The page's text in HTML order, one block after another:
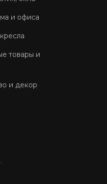
и офиса
товары и
и декор